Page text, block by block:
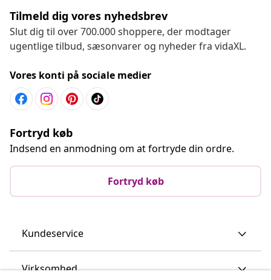
Tilmeld dig vores nyhedsbrev
Slut dig til over 700.000 shoppere, der modtager
ugentlige tilbud, sæsonvarer og nyheder fra vidaXL.
Vores konti på sociale medier
Fortryd køb
Indsend en anmodning om at fortryde din ordre.
Fortryd køb
Kundeservice
Virksomhed